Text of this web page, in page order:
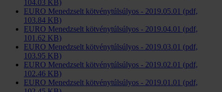
104.03 KB)
EURO Menedzselt kötvénytúlsúlyos - 2019.05.01 (pdf,
103.84 KB)
EURO Menedzselt kötvénytúlsúlyos - 2019.04.01 (pdf,
101.62 KB)
EURO Menedzselt kötvénytúlsúlyos - 2019.03.01 (pdf,
103.95 KB)
EURO Menedzselt kötvénytúlsúlyos - 2019.02.01 (pdf,
102.46 KB)
EURO Menedzselt kötvénytúlsúlyos - 2019.01.01 (pdf,